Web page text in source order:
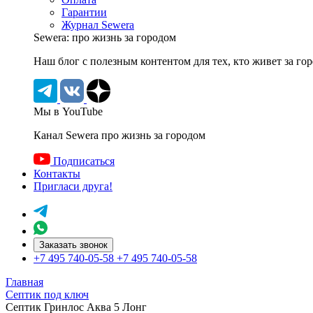
Гарантии
Журнал Sewera
Sewera: про жизнь за городом
Наш блог c полезным контентом для тех, кто живет за
Мы в YouTube
Канал Sewera про жизнь за городом
Подписаться
Контакты
Пригласи друга!
Заказать звонок
+7 495 740-05-58 +7 495 740-05-58
Главная
Септик под ключ
Септик Гринлос Аква 5 Лонг